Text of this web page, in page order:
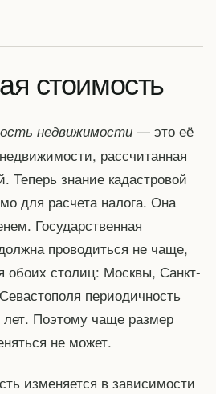
стоимость
недвижимости — это её
рассчитанная
Теперь знание кадастровой
для расчета налога. Она
Государственная
проводиться не чаще,
обоих столиц: Москвы, Санкт-
периодичность
Поэтому чаще размер
не может.
изменяется в зависимости